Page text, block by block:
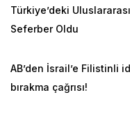
Türkiye’deki
Seferber Oldu
AB’den İsrail’e Filistinli
bırakma çağrısı!